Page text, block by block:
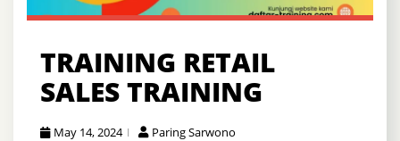
TRAINING RETAIL
SALES TRAINING
May 14, 2024
Paring Sarwono